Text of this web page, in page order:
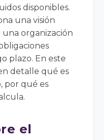
disponibles.
una visión
una organización
plazo. En este
detalle qué es
por qué es
el